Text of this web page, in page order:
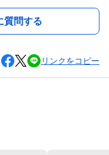
質問する
リンクをコピー